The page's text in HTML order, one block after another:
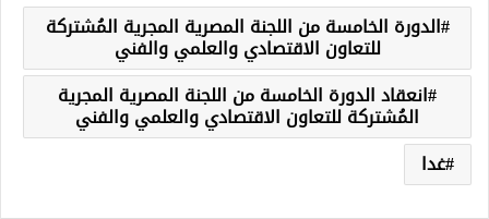
الدورة الخامسة من اللجنة المصرية المجرية المُشتركة
للتعاون الاقتصادي والعلمي والفني
انعقاد الدورة الخامسة من اللجنة المصرية المجرية
المُشتركة للتعاون الاقتصادي والعلمي والفني
غدا